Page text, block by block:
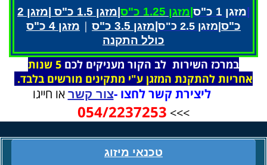
מזגן 1 כ"ס |מזגן 1.25 כ"ס |מזגן 1.5 כ"ס
|מזגן 2
כ"ס |מזגן 2.5 כ"ס |מזגן 3.5 כ"ס |
מזגן 4 כ"ס
כולל התקנה
במרכז השירות לב הקור מעניקים לכם
5 שנות
אחריות להתקנת המזגן ע"י מתקינים מורשים בלבד.
ליצירת קשר לחצו -צור קשר או חייגו
>>>
054/2237253
טכנאי מיזוג